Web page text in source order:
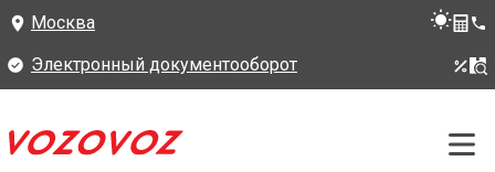
Москва
Электронный документооборот